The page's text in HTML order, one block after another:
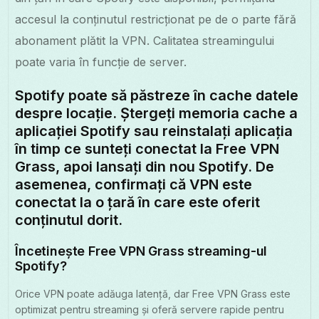
accesul la conținutul restricționat pe de o parte fără
abonament plătit la VPN. Calitatea streamingului
poate varia în funcție de server.
Spotify poate să păstreze în cache datele
despre locație. Ștergeți memoria cache a
aplicației Spotify sau reinstalați aplicația
în timp ce sunteți conectat la Free VPN
Grass, apoi lansați din nou Spotify. De
asemenea, confirmați că VPN este
conectat la o țară în care este oferit
conținutul dorit.
Încetinește Free VPN Grass streaming-ul
Spotify?
Orice VPN poate adăuga latență, dar Free VPN Grass este
optimizat pentru streaming și oferă servere rapide pentru